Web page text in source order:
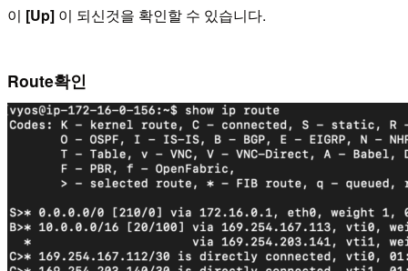
이 [Up] 이 되신것을 확인할 수 있습니다.
Route확인